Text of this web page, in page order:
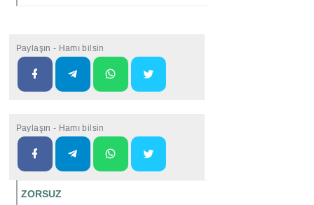
Paylaşın - Hamı bilsin
Paylaşın - Hamı bilsin
ZORSUZ